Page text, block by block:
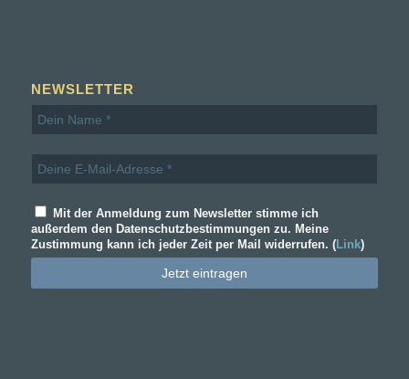
NEWSLETTER
Mit der Anmeldung zum Newsletter stimme ich
außerdem den Datenschutzbestimmungen zu. Meine
Zustimmung kann ich jeder Zeit per Mail widerrufen. (Link)